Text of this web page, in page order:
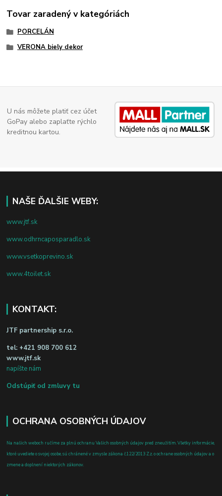
Tovar zaradený v kategóriách
PORCELÁN
VERONA biely dekor
U nás môžete platiť cez účet
GoPay alebo zaplaťte rýchlo
kreditnou kartou.
NAŠE ĎALŠIE WEBY:
www.jtf.sk
www.odhrncaposparadlo.sk
www.vsetkoprevino.sk
www.4toilet.sk
KONTAKT:
JTF partnership s.r.o.
tel: +421 908 700 612
www.jtf.sk
napíšte nám
Odstúpiť od zmluvy tu
OCHRANA OSOBNÝCH ÚDAJOV
Na našich weboch ručíme za plnú ochranu Vašich osobných údajov pred zneužitím. Všetky informácie,
ktoré uvediete o svojej osobe, sú chránené v zmysle zákona č.122/2013 Z.z. o ochrane osobných údajov a o
zmene a doplnení niektorých zákonov.